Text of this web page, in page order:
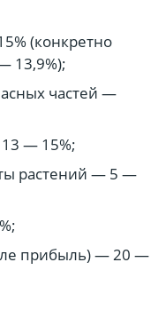
(конкретно
13,9%);
частей —
— 15%;
растений — 5 —
прибыль) — 20 —